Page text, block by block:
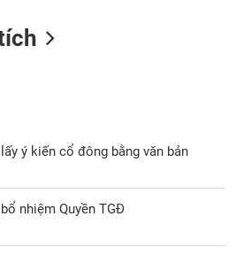
ý kiến cổ đông bằng văn bản
nhiệm Quyền TGĐ